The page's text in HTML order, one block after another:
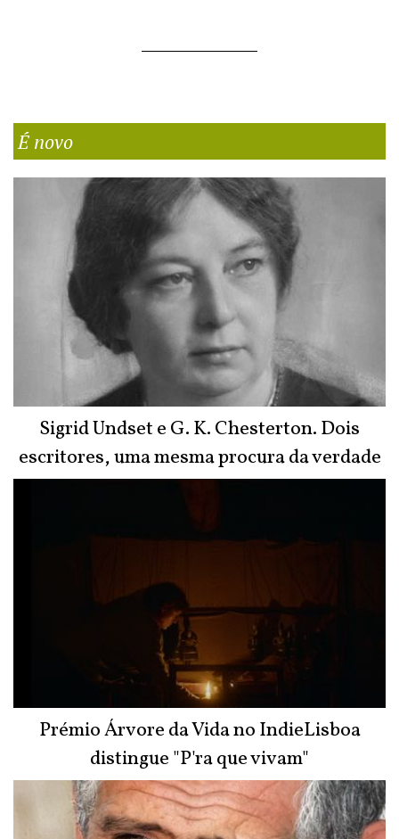
É novo
Sigrid Undset e G. K. Chesterton. Dois
escritores, uma mesma procura da verdade
Prémio Árvore da Vida no IndieLisboa
distingue "P'ra que vivam"